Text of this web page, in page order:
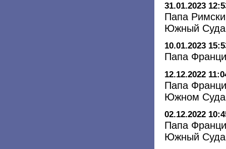
31.01.2023
Папа
Южный
10.01.2023
Папа
12.12.2022
Папа
Южном
02.12.2022
Папа
Южный